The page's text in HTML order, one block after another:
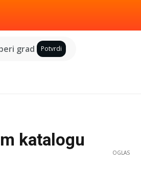
grad Potvrdi
katalogu
OGLAS